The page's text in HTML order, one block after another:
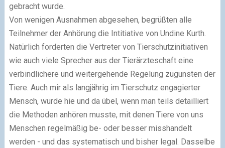
gebracht wurde.
Von wenigen Ausnahmen abgesehen, begrüßten alle
Teilnehmer der Anhörung die Intitiative von Undine Kurth.
Natürlich forderten die Vertreter von Tierschutzinitiativen
wie auch viele Sprecher aus der Tierärzteschaft eine
verbindlichere und weitergehende Regelung zugunsten der
Tiere. Auch mir als langjährig im Tierschutz engagierter
Mensch, wurde hie und da übel, wenn man teils detailliert
die Methoden anhören musste, mit denen Tiere von uns
Menschen regelmäßig be- oder besser misshandelt
werden - und das systematisch und bisher legal. Dasselbe